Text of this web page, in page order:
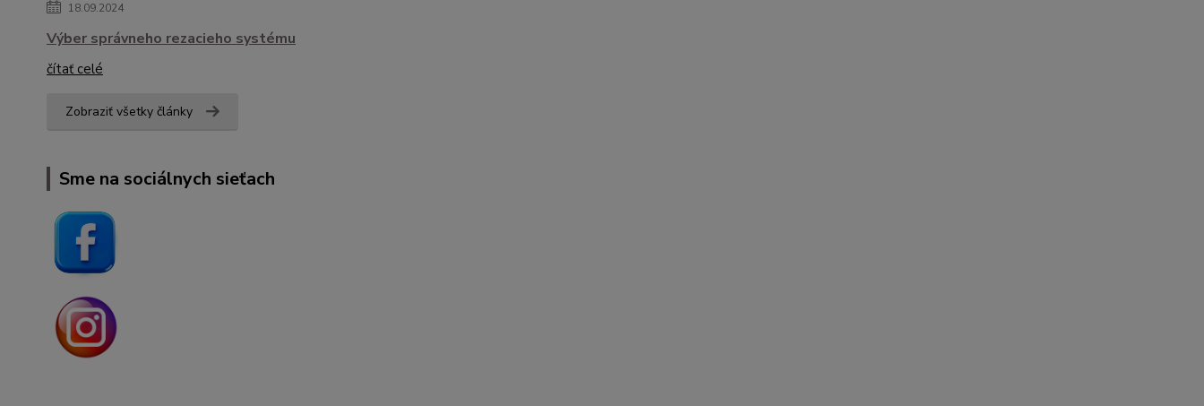
18.09.2024
Výber správneho rezacieho systému
čítať celé
Zobraziť všetky články
Sme na sociálnych sieťach